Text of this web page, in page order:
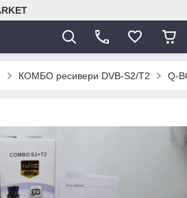
КОМБО ресивери DVB-S2/Т2 Q-